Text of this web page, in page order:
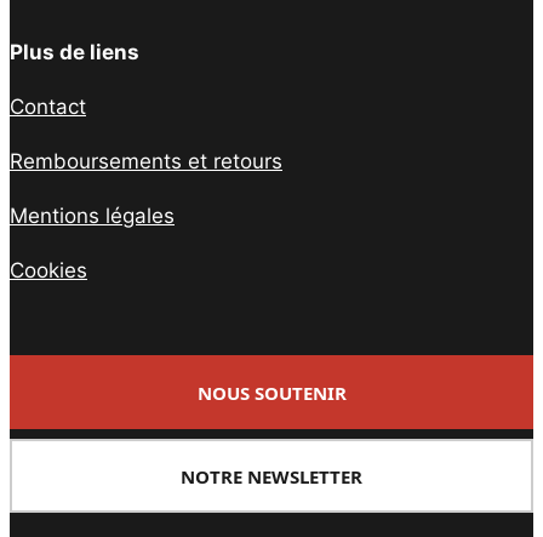
Plus de liens
Contact
Remboursements et retours
Mentions légales
Cookies
NOUS SOUTENIR
NOTRE NEWSLETTER